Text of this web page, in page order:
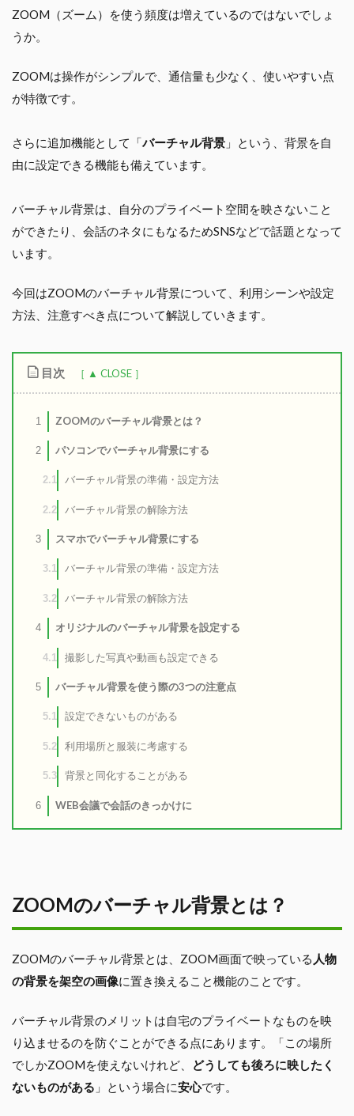
ZOOM（ズーム）を使う頻度は増えているのではないでしょ
うか。
ZOOMは操作がシンプルで、通信量も少なく、使いやすい点
が特徴です。
さらに追加機能として「バーチャル背景 」という、背景を自
由に設定できる機能も備えています。
バーチャル背景は、自分のプライベート空間を映さないこと
ができたり、会話のネタにもなるためSNSなどで話題となって
います。
今回はZOOMのバーチャル背景について、利用シーンや設定
方法、注意すべき点について解説していきます。
目次
1 ZOOMのバーチャル背景とは？
2 パソコンでバーチャル背景にする
2.1 バーチャル背景の準備・設定方法
2.2 バーチャル背景の解除方法
3 スマホでバーチャル背景にする
3.1 バーチャル背景の準備・設定方法
3.2 バーチャル背景の解除方法
4 オリジナルのバーチャル背景を設定する
4.1 撮影した写真や動画も設定できる
5 バーチャル背景を使う際の3つの注意点
5.1 設定できないものがある
5.2 利用場所と服装に考慮する
5.3 背景と同化することがある
6 WEB会議で会話のきっかけに
ZOOMのバーチャル背景とは？
ZOOMのバーチャル背景とは、ZOOM画面で映っている 人物
の背景を架空の画像に置き換えること機能のことです。
バーチャル背景のメリットは自宅のプライベートなものを映
り込ませるのを防ぐことができる点にあります。「この場所
でしかZOOMを使えないけれど、
どうしても後ろに映したく
ないものがある 」という場合に安心です。